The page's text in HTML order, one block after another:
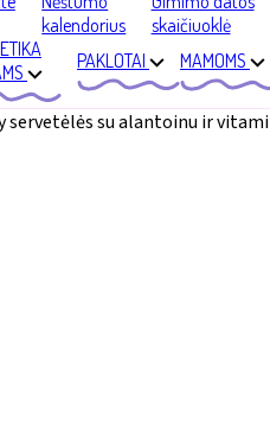
kalendorius
skaičiuoklė
PAKLOTAI MAMOMS
servetėlės su alantoinu ir